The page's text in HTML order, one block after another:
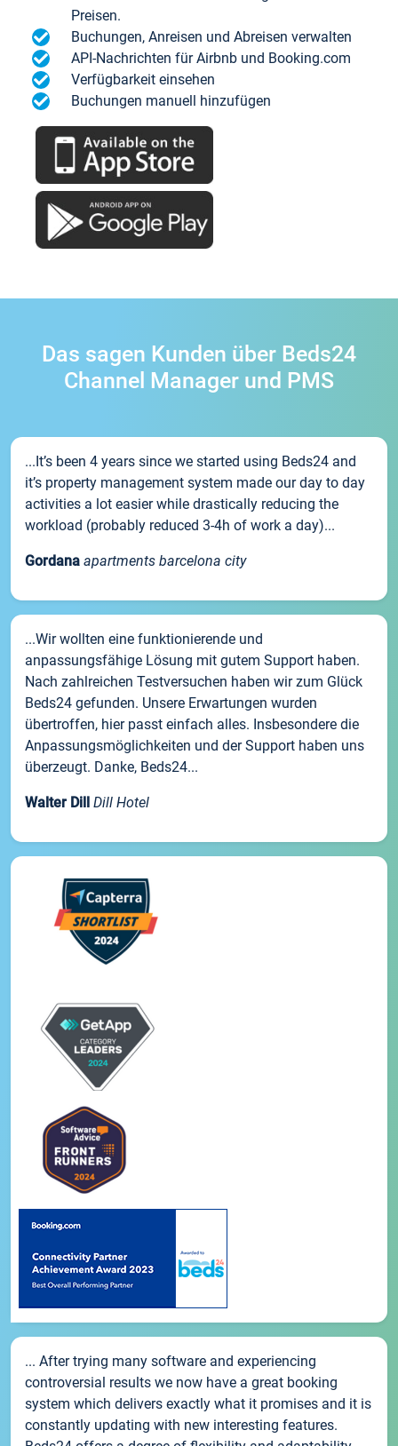
Preisen.
Buchungen, Anreisen und Abreisen verwalten
API-Nachrichten für Airbnb und Booking.com
Verfügbarkeit einsehen
Buchungen manuell hinzufügen
Das sagen Kunden über Beds24
Channel Manager und PMS
...It’s been 4 years since we started using Beds24 and
it’s property management system made our day to day
activities a lot easier while drastically reducing the
workload (probably reduced 3-4h of work a day)...
Gordana apartments barcelona city
...Wir wollten eine funktionierende und
anpassungsfähige Lösung mit gutem Support haben.
Nach zahlreichen Testversuchen haben wir zum Glück
Beds24 gefunden. Unsere Erwartungen wurden
übertroffen, hier passt einfach alles. Insbesondere die
Anpassungsmöglichkeiten und der Support haben uns
überzeugt. Danke, Beds24...
Walter Dill Dill Hotel
... After trying many software and experiencing
controversial results we now have a great booking
system which delivers exactly what it promises and it is
constantly updating with new interesting features.